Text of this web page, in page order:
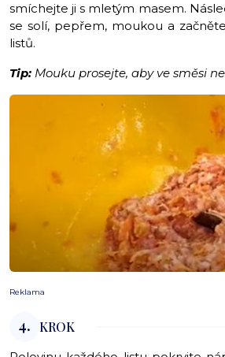
smíchejte ji s mletým masem.
se solí, pepřem, moukou a
listů.
Tip: Mouku prosejte, aby ve směsi
Reklama
4. KROK